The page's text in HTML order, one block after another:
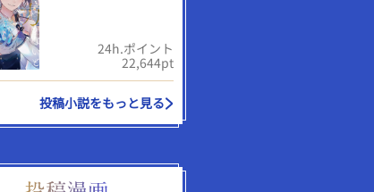
24h.ポイント
22,644pt
投稿小説をもっと見る